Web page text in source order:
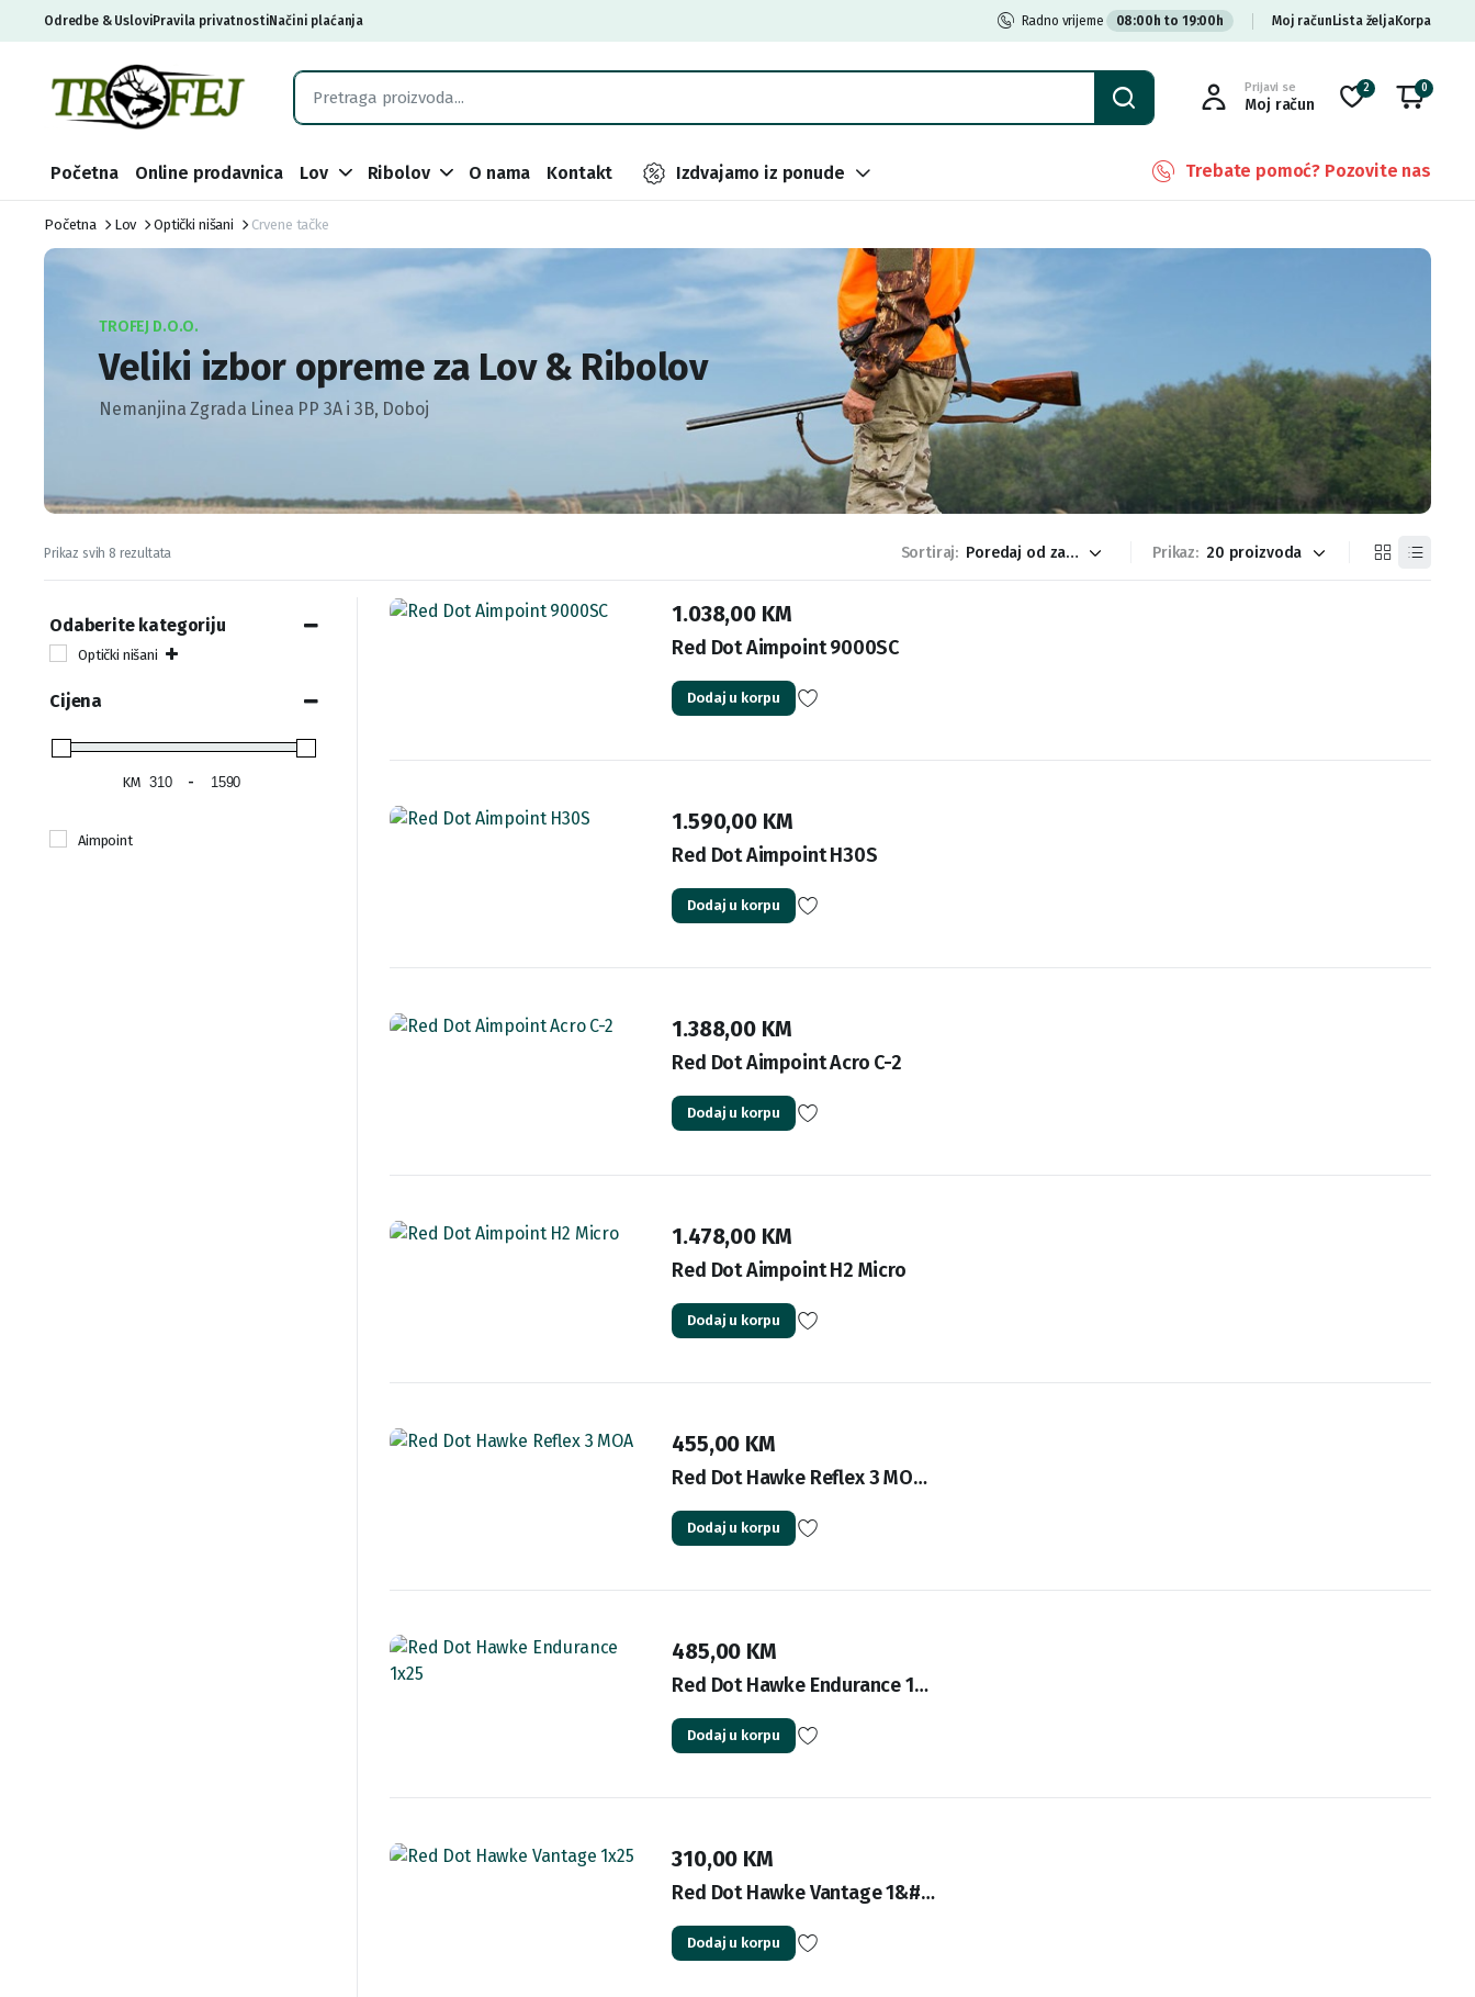
Odredbe & UsloviPravila privatnostiNačini plaćanja Radno vrijeme 08:00h to 19:00h Moj račun Lista željaKorpa
Prijavi se
Moj račun
2 0
Početna Online prodavnica Lov Ribolov O nama Kontakt Izdvajamo iz ponude Trebate pomoć? Pozovite nas
Početna Lov Optički nišani Crvene tačke
TROFEJ D.O.O.
Veliki izbor opreme za Lov & Ribolov
Nemanjina Zgrada Linea PP 3A i 3B, Doboj
Prikaz svih 8 rezultata Sortiraj: Prikaz:
1.038,00 KM
Red Dot Aimpoint 9000SC
Dodaj u korpu
1.590,00 KM
Red Dot Aimpoint H30S
Dodaj u korpu
1.388,00 KM
Red Dot Aimpoint Acro C-2
Dodaj u korpu
1.478,00 KM
Red Dot Aimpoint H2 Micro
Dodaj u korpu
455,00 KM
Red Dot Hawke Reflex 3 MO…
Dodaj u korpu
485,00 KM
Red Dot Hawke Endurance 1…
Dodaj u korpu
310,00 KM
Red Dot Hawke Vantage 1&#…
Dodaj u korpu
Odaberite kategoriju
Optički nišani
Cijena
KM -
Aimpoint